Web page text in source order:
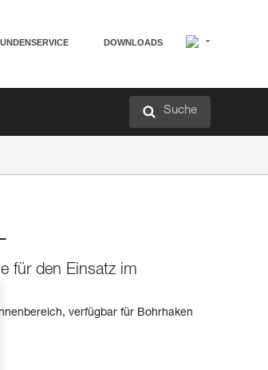
DOWNLOADS
Suche
für den Einsatz im
verfügbar für Bohrhaken